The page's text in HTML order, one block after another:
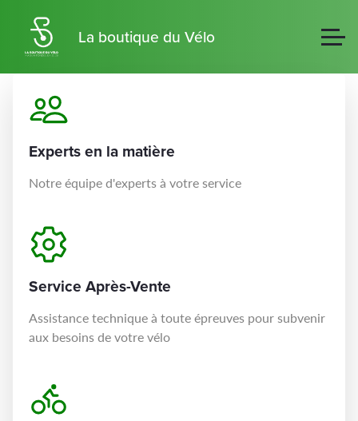
La boutique du Vélo
Experts en la matière
Notre équipe d'experts à votre service
Service Après-Vente
Assistance technique à toute épreuves pour subvenir
aux besoins de votre vélo